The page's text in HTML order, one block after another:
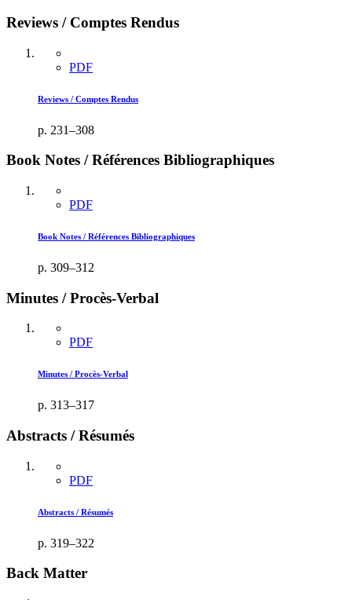
Reviews / Comptes Rendus
PDF
Reviews / Comptes Rendus
p. 231–308
Book Notes / Références Bibliographiques
PDF
Book Notes / Références Bibliographiques
p. 309–312
Minutes / Procès-Verbal
PDF
Minutes / Procès-Verbal
p. 313–317
Abstracts / Résumés
PDF
Abstracts / Résumés
p. 319–322
Back Matter